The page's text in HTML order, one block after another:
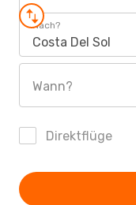
Nach?
Costa Del Sol
Wann?
Direktflüge